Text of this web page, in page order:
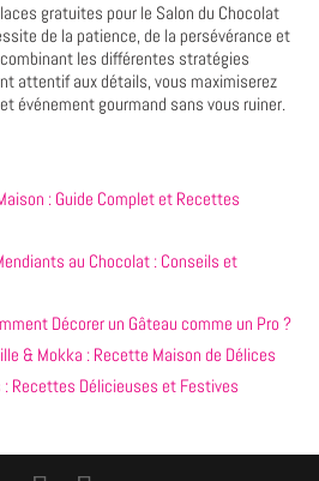
gratuites pour le Salon du Chocolat
de la patience, de la persévérance et
les différentes stratégies
attentif aux détails, vous maximiserez
événement gourmand sans vous ruiner.
: Guide Complet et Recettes
au Chocolat : Conseils et
Décorer un Gâteau comme un Pro ?
& Mokka : Recette Maison de Délices
Recettes Délicieuses et Festives